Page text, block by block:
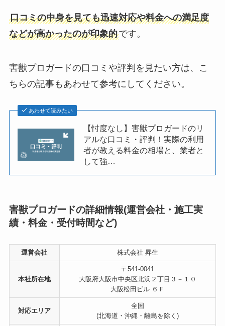
口コミの中身を見ても迅速対応や料金への満足度
などが高かったのが印象的です。
害獣プロガードの口コミや評判を見たい方は、こ
ちらの記事もあわせて参考にしてください。
あわせて読みたい
【忖度なし】害獣プロガードのリ
アルな口コミ・評判！実際の利用
者が教える料金の相場と、業者と
して強…
害獣プロガードの詳細情報(運営会社・施工実
績・料金・受付時間など)
運営会社 株式会社 昇生
本社所在地
〒541-0041
大阪府大阪市中央区北浜２丁目３－１０
大阪松田ビル ６Ｆ
対応エリア
全国
(北海道・沖縄・離島を除く)